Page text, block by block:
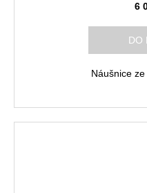
6
DO
Náušnice